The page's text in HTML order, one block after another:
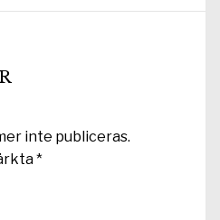
inte publiceras.
*